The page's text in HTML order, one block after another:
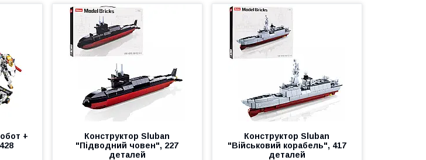
+
Конструктор Sluban
"Підводний човен", 227
деталей
Конструктор Sluban
"Військовий корабель", 417
деталей